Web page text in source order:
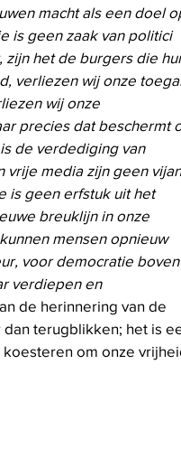
macht als een doel
is geen zaak van politici
zijn het de burgers die
verliezen wij onze
wij onze
precies dat beschermt
de verdediging van
vrije media zijn geen
is geen erfstuk uit het
breuklijn in onze
mensen opnieuw
voor democratie boven
verdiepen en
de herinnering van de
dan terugblikken; het is
om onze